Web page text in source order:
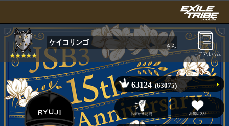
ケイコリンゴ さん
63124 (63075)